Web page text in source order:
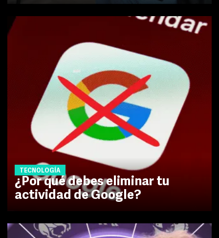
TECNOLOGÍA
¿Por qué debes eliminar tu
actividad de Google?